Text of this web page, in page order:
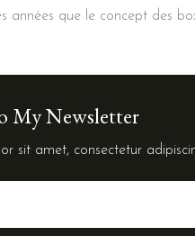
années que le concept des
My Newsletter
sit amet, consectetur